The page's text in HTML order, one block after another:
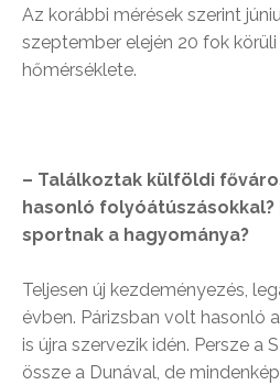
Az korábbi mérések szerint
szeptember elején 20 fok körüli
hőmérséklete.
– Találkoztak külföldi
hasonló folyóátúszásokkal?
sportnak a hagyománya?
Teljesen új kezdeményezés,
évben. Párizsban volt hasonló
is újra szervezik idén. Persze a
össze a Dunával, de